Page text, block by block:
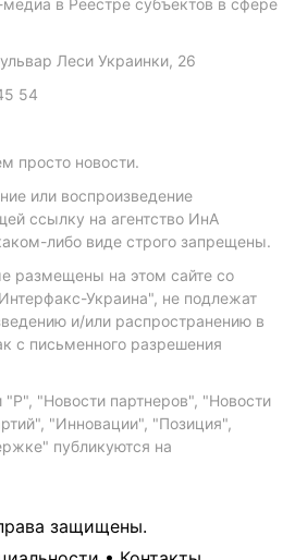
в Реестре субъектов в сфере
Леси Украинки, 26
54
просто новости.
или воспроизведение
ссылку на агентство ИнА
либо виде строго запрещены.
размещены на этом сайте со
Украина", не подлежат
и/или распространению в
с письменного разрешения
"Новости партнеров", "Новости
"Инновации", "Позиция",
публикуются на
защищены.